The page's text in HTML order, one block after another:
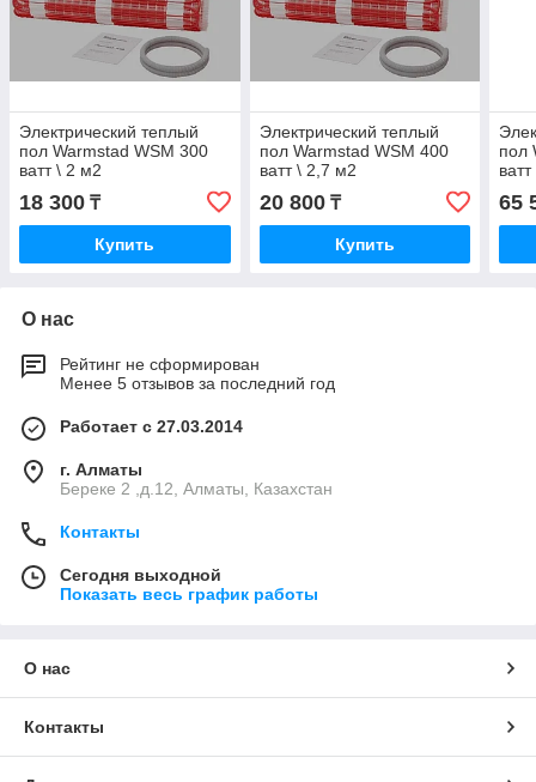
Электрический теплый
пол Warmstad WSM 300
ватт \ 2 м2
18 300 ₸
Купить
Электрический теплый
пол Warmstad WSM 400
ватт \ 2,7 м2
20 800₸
Купить
пол
65
О нас
Рейтинг не сформирован
Менее 5 отзывов за последний год
Работает с 27.03.2014
г. Алматы
Береке 2 ,д.12, Алматы, Казахстан
Контакты
Сегодня выходной
Показать весь график работы
О нас
Контакты